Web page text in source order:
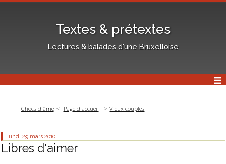
Textes & prétextes
Lectures & balades d'une Bruxelloise
Chocs d'âme Page d'accueil Vieux couples
lundi 29 mars 2010
Libres d'aimer